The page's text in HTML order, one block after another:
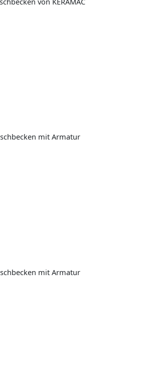
mit Armatur
mit Armatur